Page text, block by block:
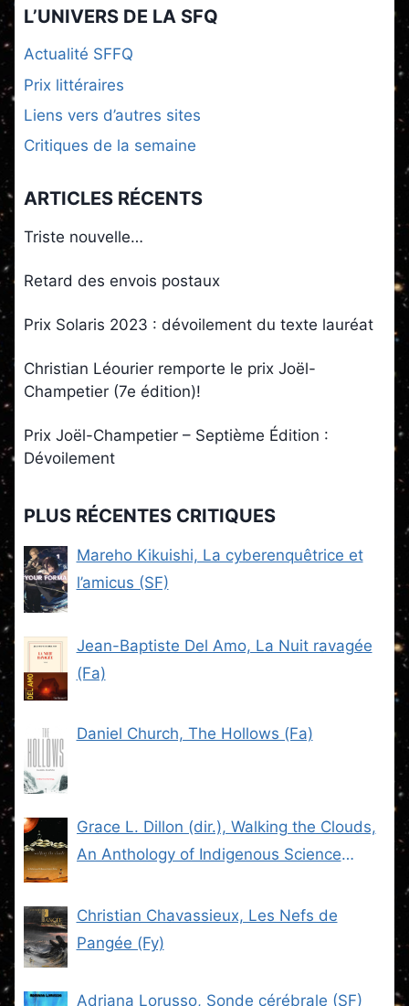
L’UNIVERS DE LA SFQ
Actualité SFFQ
Prix littéraires
Liens vers d’autres sites
Critiques de la semaine
ARTICLES RÉCENTS
Triste nouvelle…
Retard des envois postaux
Prix Solaris 2023 : dévoilement du texte lauréat
Christian Léourier remporte le prix Joël-
Champetier (7e édition)!
Prix Joël-Champetier – Septième Édition :
Dévoilement
PLUS RÉCENTES CRITIQUES
Mareho Kikuishi, La cyberenquêtrice et
l’amicus (SF)
Jean-Baptiste Del Amo, La Nuit ravagée
(Fa)
Daniel Church, The Hollows (Fa)
Grace L. Dillon (dir.), Walking the Clouds,
An Anthology of Indigenous Science
Christian Chavassieux, Les Nefs de
Pangée (Fy)
Adriana Lorusso, Sonde cérébrale (SF)